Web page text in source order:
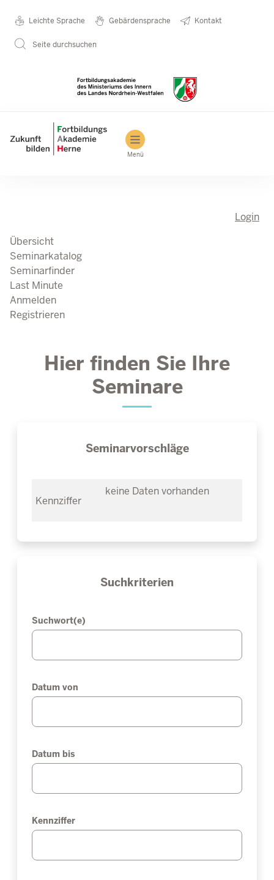
Metanavigation
Leichte Sprache Gebärdensprache Kontakt
Seite durchsuchen
Main navigation
Menü
Login
Übersicht
Seminarkatalog
Seminarfinder
Last Minute
Anmelden
Registrieren
Hier finden Sie Ihre
Seminare
Seminarvorschläge
keine Daten vorhanden
Suchkriterien
Suchwort(e)
Datum von
Datum bis
Kennziffer